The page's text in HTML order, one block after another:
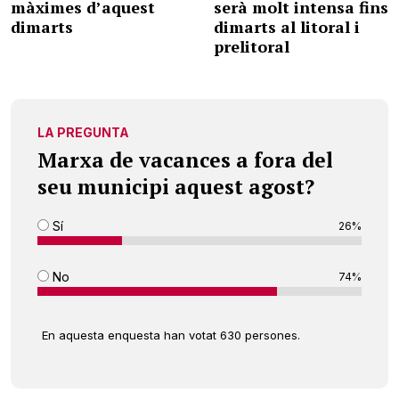
màximes d’aquest
dimarts
serà molt intensa fins
dimarts al litoral i
prelitoral
LA PREGUNTA
Marxa de vacances a fora del
seu municipi aquest agost?
Sí 26%
No 74%
En aquesta enquesta han votat 630 persones.